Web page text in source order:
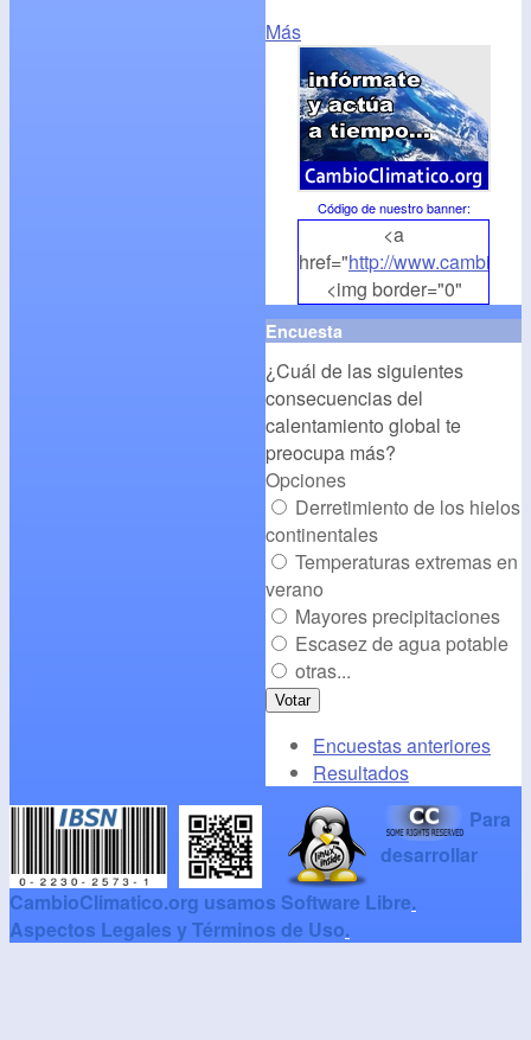
Más
Código de nuestro banner:
<a
href="http://
<img border="0"
align="middle"
src="http://
alt="CambioClimatico.org"
/></a>
Encuesta
¿Cuál de las siguientes
consecuencias del
calentamiento global te
preocupa más?
Opciones
Derretimiento de los hielos
continentales
Temperaturas extremas en
verano
Mayores precipitaciones
Escasez de agua potable
otras...
Encuestas anteriores
Resultados
Para
desarrollar
CambioClimatico.org usamos Software Libre.
Aspectos Legales y Términos de Uso.